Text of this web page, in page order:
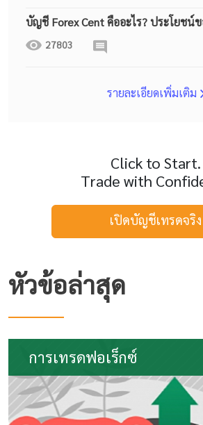
บัญชี Forex Cent คืออะไร? ประโยชน์
27803
รายละเอียดเพิ่มเติม
Click to Start.
Trade with
เปิดบัญชีเทรดจริง
หัวข้อล่าสุด
การเทรดฟอเร็กซ์